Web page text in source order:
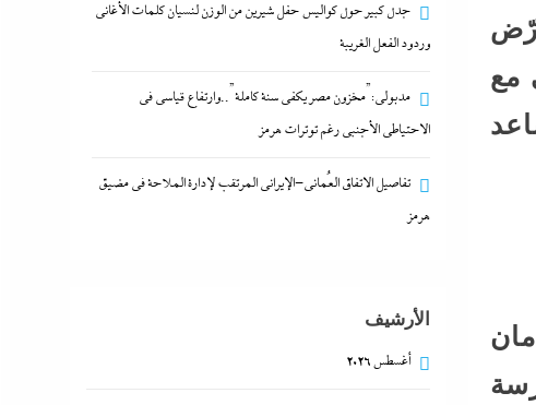
مع
جدل كبير حول كواليس حفل شيرين من الوزن لنسيان كلمات الأغانى
وردود الفعل الغريبة
مدبولي:”مخزون مصر يكفي سنة كاملة”..وارتفاع قياسي في
الاحتياطي الأجنبي رغم توترات هرمز
تفاصيل الاتفاق العُماني-الإيراني المرتقب لإدارة الملاحة في مضيق
هرمز
الأرشيف
أغسطس 2026